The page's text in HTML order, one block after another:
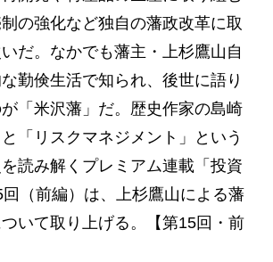
の強化など独自の藩政改革に取
だ。なかでも藩主・上杉鷹山自
勤倹生活で知られ、後世に語り
「米沢藩」だ。歴史作家の島崎
「リスクマネジメント」という
読み解くプレミアム連載「投資
（前編）は、上杉鷹山による藩
いて取り上げる。【第15回・前